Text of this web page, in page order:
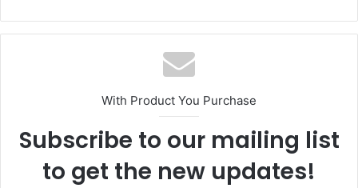
b
s
i
e
With Product You Purchase
Subscribe to our mailing list
to get the new updates!